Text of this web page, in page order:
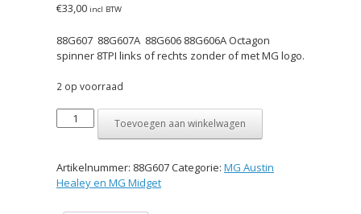
€33,00 incl BTW
88G607 88G607A 88G606 88G606A Octagon
spinner 8TPI links of rechts zonder of met MG logo.
2 op voorraad
88G607
88G606
spinner
8TPI
Links
Toevoegen aan winkelwagen
Artikelnummer: 88G607Categorie: MG Austin
Healey en MG Midget